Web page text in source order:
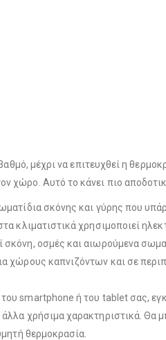
μέχρι να επιτευχθεί η
χώρο. Αυτό το κάνει πιο
σκόνης και γύρης που
κλιματιστικά χρησιμοποιεί
οσμές και αιωρούμενα
χώρους καπνιζόντων και σε
smartphone ή του tablet σας,
χρήσιμα χαρακτηριστικά. Θα
θερμοκρασία.